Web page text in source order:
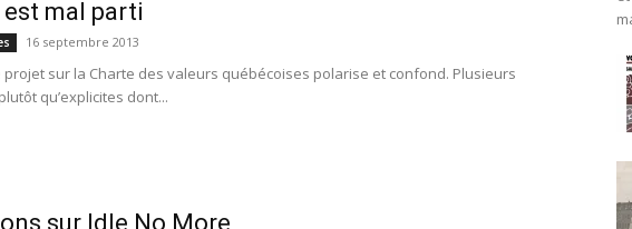
mal parti
16 septembre 2013
sur la Charte des valeurs québécoises polarise et confond. Plusieurs
qu’explicites dont...
sur Idle No More